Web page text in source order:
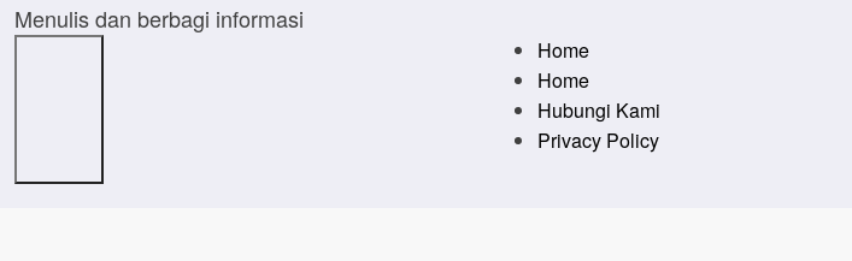
Menulis dan berbagi informasi
Home
Home
Hubungi Kami
Privacy Policy